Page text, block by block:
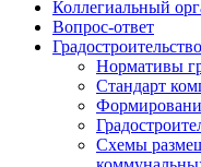
Коллегиальный
Вопрос-ответ
Градостроительство
Нормативы
Стандарт
Схемы